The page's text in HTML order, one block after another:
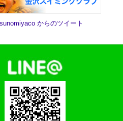
からのツイート